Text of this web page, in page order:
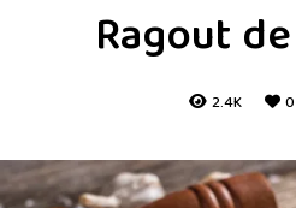
Ragout
2.4K 0